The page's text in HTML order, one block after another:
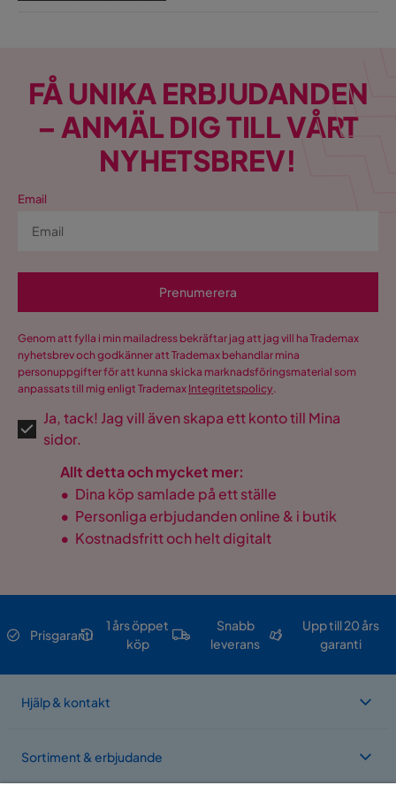
FÅ UNIKA ERBJUDANDEN
– ANMÄL DIG TILL VÅRT
NYHETSBREV!
Email
Prenumerera
Genom att fylla i min mailadress bekräftar jag att jag vill ha Trademax
nyhetsbrev och godkänner att Trademax behandlar mina
personuppgifter för att kunna skicka marknadsföringsmaterial som
anpassats till mig enligt Trademax Integritetspolicy.
Ja, tack! Jag vill även skapa ett konto till Mina
sidor.
Allt detta och mycket mer:
• Dina köp samlade på ett ställe
• Personliga erbjudanden online & i butik
• Kostnadsfritt och helt digitalt
Prisgaranti
1 års öppet
köp
Snabb
leverans
Upp till 20 års
garanti
Hjälp & kontakt
Sortiment & erbjudande